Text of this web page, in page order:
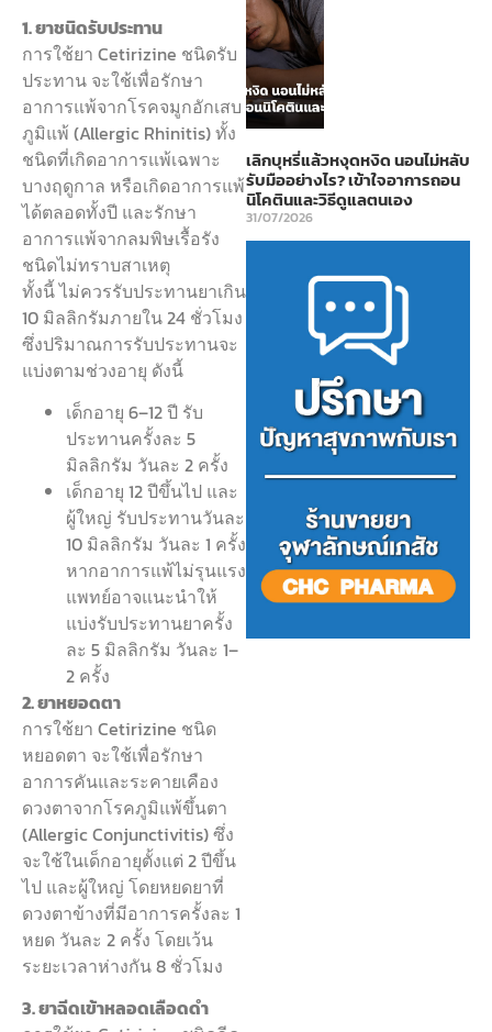
1. ยาชนิดรับประทาน
การใช้ยา Cetirizine ชนิดรับ
ประทาน จะใช้เพื่อรักษา
อาการแพ้จากโรคจมูกอักเสบ
ภูมิแพ้ (Allergic Rhinitis) ทั้ง
ชนิดที่เกิดอาการแพ้เฉพาะ
บางฤดูกาล หรือเกิดอาการแพ้
ได้ตลอดทั้งปี และรักษา
อาการแพ้จากลมพิษเรื้อรัง
ชนิดไม่ทราบสาเหตุ
ทั้งนี้ ไม่ควรรับประทานยาเกิน
10 มิลลิกรัมภายใน 24 ชั่วโมง
ซึ่งปริมาณการรับประทานจะ
แบ่งตามช่วงอายุ ดังนี้
เด็กอายุ 6–12 ปี รับ
ประทานครั้งละ 5
มิลลิกรัม วันละ 2 ครั้ง
เด็กอายุ 12 ปีขึ้นไป และ
ผู้ใหญ่ รับประทานวันละ
10 มิลลิกรัม วันละ 1 ครั้ง
หากอาการแพ้ไม่รุนแรง
แพทย์อาจแนะนำให้
แบ่งรับประทานยาครั้ง
ละ 5 มิลลิกรัม วันละ 1–
2 ครั้ง
2. ยาหยอดตา
การใช้ยา Cetirizine ชนิด
หยอดตา จะใช้เพื่อรักษา
อาการคันและระคายเคือง
ดวงตาจากโรคภูมิแพ้ขึ้นตา
(Allergic Conjunctivitis) ซึ่ง
จะใช้ในเด็กอายุตั้งแต่ 2 ปีขึ้น
ไป และผู้ใหญ่ โดยหยดยาที่
ดวงตาข้างที่มีอาการครั้งละ 1
หยด วันละ 2 ครั้ง โดยเว้น
ระยะเวลาห่างกัน 8 ชั่วโมง
3. ยาฉีดเข้าหลอดเลือดดำ
เลิกบุหรี่แล้วหงุดหงิด นอนไม่หลับ
รับมืออย่างไร? เข้าใจอาการถอน
นิโคตินและวิธีดูแลตนเอง
31/07/2026